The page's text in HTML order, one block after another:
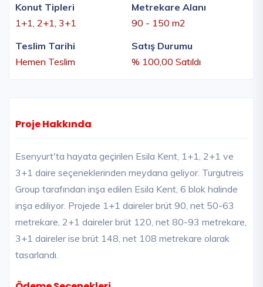
Konut Tipleri
1+1, 2+1, 3+1
Metrekare Alanı
90 - 150 m2
Teslim Tarihi
Hemen Teslim
Satış Durumu
% 100,00 Satıldı
Proje Hakkında
Esenyurt'ta hayata geçirilen Esila Kent, 1+1, 2+1 ve
3+1 daire seçeneklerinden meydana geliyor. Turgutreis
Group tarafından inşa edilen Esila Kent, 6 blok halinde
inşa ediliyor. Projede 1+1 daireler brüt 90, net 50-63
metrekare, 2+1 daireler brüt 120, net 80-93 metrekare,
3+1 daireler ise brüt 148, net 108 metrekare olarak
tasarlandı.